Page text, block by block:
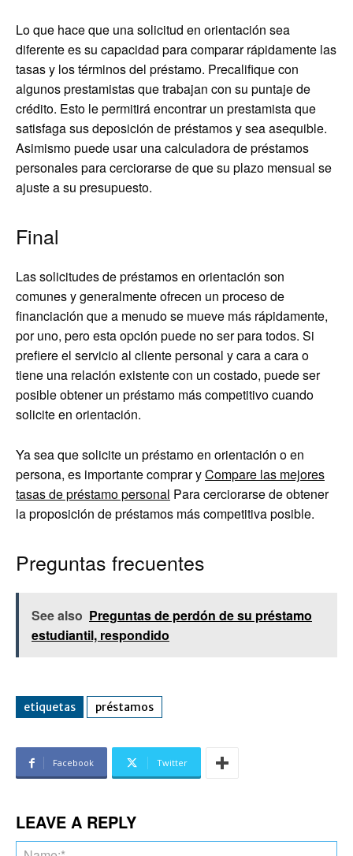
Lo que hace que una solicitud en orientación sea
diferente es su capacidad para comparar rápidamente las
tasas y los términos del préstamo. Precalifique con
algunos prestamistas que trabajan con su puntaje de
crédito. Esto le permitirá encontrar un prestamista que
satisfaga sus deposición de préstamos y sea asequible.
Asimismo puede usar una calculadora de préstamos
personales para cerciorarse de que su plazo mensual se
ajuste a su presupuesto.
Final
Las solicitudes de préstamos en orientación son
comunes y generalmente ofrecen un proceso de
financiación que a menudo se mueve más rápidamente,
por uno, pero esta opción puede no ser para todos. Si
prefiere el servicio al cliente personal y cara a cara o
tiene una relación existente con un costado, puede ser
posible obtener un préstamo más competitivo cuando
solicite en orientación.
Ya sea que solicite un préstamo en orientación o en
persona, es importante comprar yCompare las mejores
tasas de préstamo personal Para cerciorarse de obtener
la proposición de préstamos más competitiva posible.
Preguntas frecuentes
See also Preguntas de perdón de su préstamo
estudiantil, respondido
etiquetas préstamos
Facebook Twitter
LEAVE A REPLY